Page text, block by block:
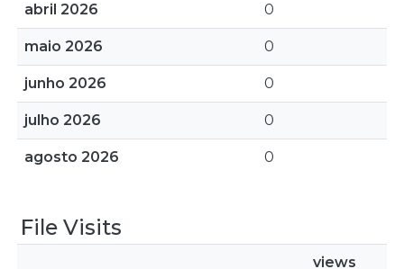
abril 2026 0
maio 2026 0
junho 2026 0
julho 2026 0
agosto 2026 0
File Visits
views